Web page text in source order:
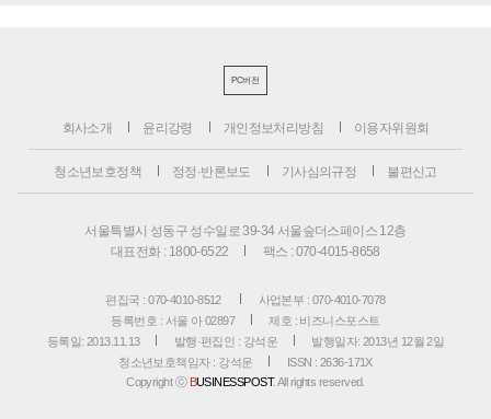
PC버전
회사소개 윤리강령 개인정보처리방침 이용자위원회
청소년보호정책 정정·반론보도 기사심의규정 불편신고
서울특별시 성동구 성수일로 39-34 서울숲더스페이스 12층
대표전화 : 1800-6522
팩스 : 070-4015-8658
편집국 : 070-4010-8512
사업본부 : 070-4010-7078
등록번호 : 서울 아 02897
제호 : 비즈니스포스트
등록일: 2013.11.13
발행·편집인 : 강석운
발행일자: 2013년 12월 2일
청소년보호책임자 : 강석운
ISSN : 2636-171X
Copyright ⓒ BUSINESSPOST. All rights reserved.